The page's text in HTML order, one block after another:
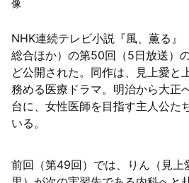
NHK連続テレビ小説『風、薫る
総合ほか）の第50回（5日放送）
ど公開された。同作は、見上愛と
務める医療ドラマ。明治から大正
台に、女性医師を目指す主人公た
いる。
前回（第49回）では、りん（見上